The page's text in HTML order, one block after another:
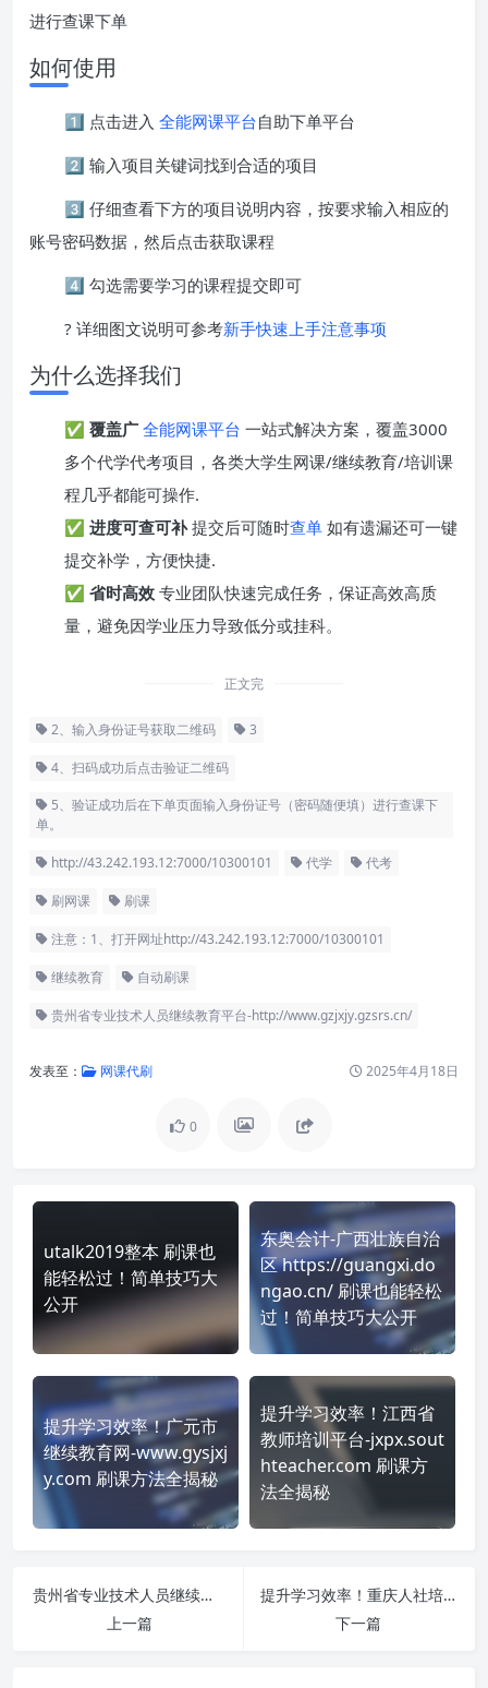
进行查课下单
如何使用
1️⃣ 点击进入 全能网课平台自助下单平台
2️⃣ 输入项目关键词找到合适的项目
3️⃣ 仔细查看下方的项目说明内容，按要求输入相应的
账号密码数据，然后点击获取课程
4️⃣ 勾选需要学习的课程提交即可
? 详细图文说明可参考新手快速上手注意事项
为什么选择我们
✅ 覆盖广 全能网课平台 一站式解决方案，覆盖3000
多个代学代考项目，各类大学生网课/继续教育/培训课
程几乎都能可操作.
✅ 进度可查可补提交后可随时查单 如有遗漏还可一键
提交补学，方便快捷.
✅ 省时高效 专业团队快速完成任务，保证高效高质
量，避免因学业压力导致低分或挂科。
正文完
2、输入身份证号获取二维码 3
4、扫码成功后点击验证二维码
5、验证成功后在下单页面输入身份证号（密码随便填）进行查课下
单。
http://43.242.193.12:7000/10300101 代学 代考
刷网课 刷课
注意：1、打开网址http://43.242.193.12:7000/10300101
继续教育 自动刷课
贵州省专业技术人员继续教育平台-http://www.gzjxjy.gzsrs.cn/
发表至： 网课代刷 2025年4月18日
0
utalk2019整本 刷课也
能轻松过！简单技巧大
公开
东奥会计-广西壮族自治
区 https://guangxi.do
ngao.cn/ 刷课也能轻松
过！简单技巧大公开
提升学习效率！广元市
继续教育网-www.gysjxj
y.com 刷课方法全揭秘
提升学习效率！江西省
教师培训平台-jxpx.sout
hteacher.com 刷课方
法全揭秘
贵州省专业技术人员继续教育平台-自动修改密码-http://www.gzjxjy.gzsrs.cn/ 刷课也能轻松过！简单技巧大公开
上一篇
提升学习效率！重庆人社培训网-公需课-渝快办登录-https://www.cqrspx.cn/ 刷课方法全揭秘
下一篇